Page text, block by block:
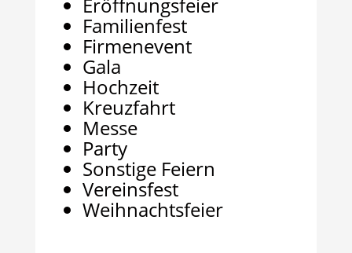
Familienfest
Firmenevent
Gala
Hochzeit
Kreuzfahrt
Messe
Party
Sonstige Feiern
Vereinsfest
Weihnachtsfeier